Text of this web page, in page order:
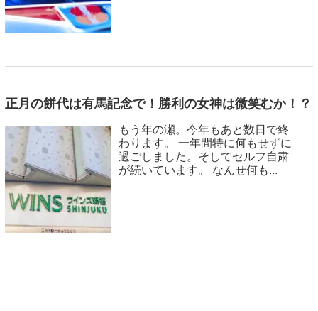
正月の餅代は有馬記念で！勝利の女神は微笑むか！？
もう年の瀬。今年もあと数日で終
わります。 一年間特に何もせずに
過ごしました。そしてセルフ自粛
が続いています。 なんせ何も...